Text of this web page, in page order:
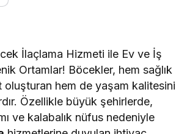
İlaçlama Hizmeti ile Ev ve İş
Ortamlar! Böcekler, hem sağlık
oluşturan hem de yaşam kalitesini
Özellikle büyük şehirlerde,
ve kalabalık nüfus nedeniyle